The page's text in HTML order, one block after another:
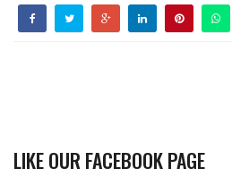
LIKE OUR FACEBOOK PAGE